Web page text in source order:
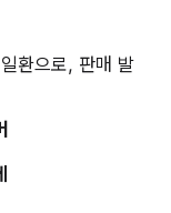
환으로, 판매 발